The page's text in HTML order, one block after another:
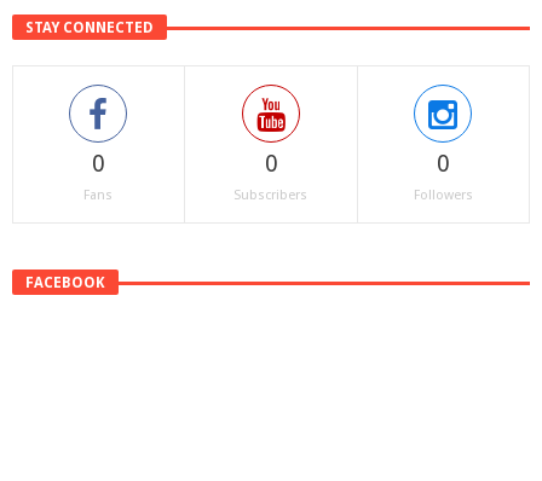
STAY CONNECTED
0
Fans
0
Subscribers
0
Followers
FACEBOOK